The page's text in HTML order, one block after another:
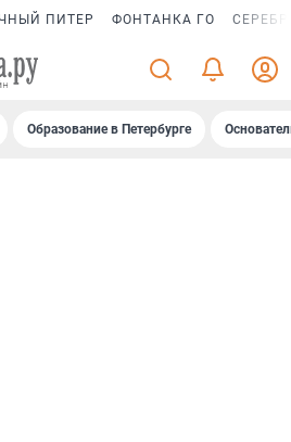
ПИТЕР ФОНТАНКА ГО
Образование в Петербурге